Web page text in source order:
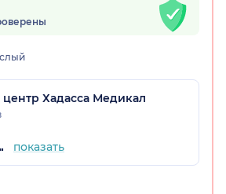
Хадасса Медикал
81-22 показать